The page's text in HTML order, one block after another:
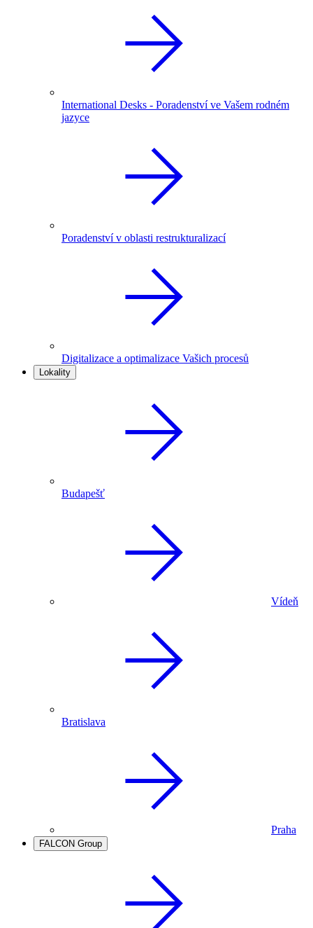
International Desks - Poradenství ve Vašem rodném
jazyce
Poradenství v oblasti restrukturalizací
Digitalizace a optimalizace Vašich procesů
Lokality
Budapešť
Vídeň
Bratislava
Praha
FALCON Group